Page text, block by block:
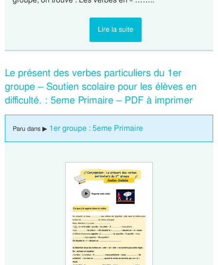
Lire la suite
Le présent des verbes particuliers du 1er
groupe – Soutien scolaire pour les élèves en
difficulté. : 5eme Primaire – PDF à imprimer
Paru dans ▶ 1er groupe : 5eme Primaire